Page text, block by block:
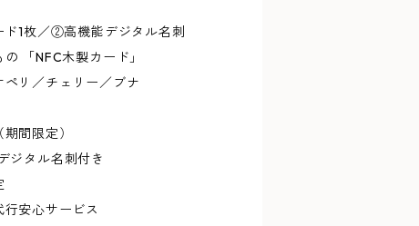
1枚／②高機能デジタル名刺
「NFC木製カード」
ペリ／チェリー／ブナ
間限定）
ジタル名刺付き
行安心サービス